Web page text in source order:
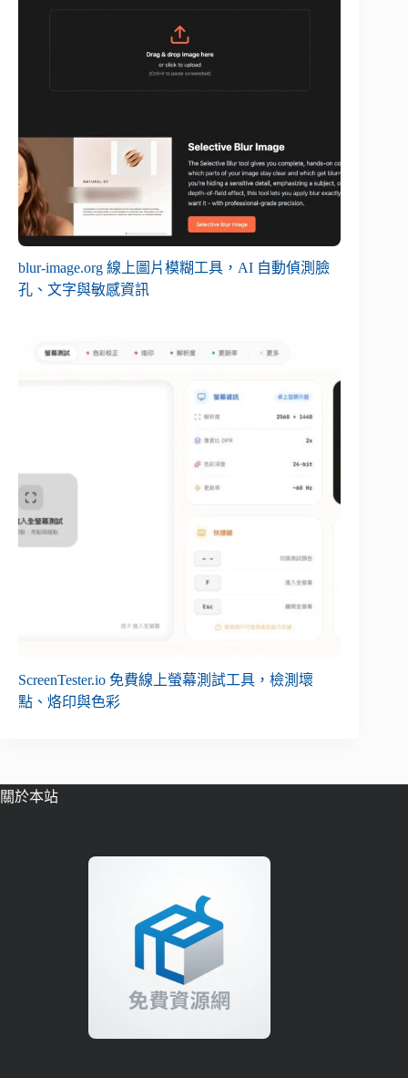
blur-image.org 線上圖片模糊工具，AI 自動偵測臉
孔、文字與敏感資訊
ScreenTester.io 免費線上螢幕測試工具，檢測壞
點、烙印與色彩
關於本站